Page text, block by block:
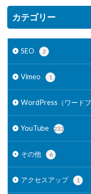
カテゴリー
SEO 2
Vimeo 1
WordPress（ワードプ
YouTube 232
その他 6
アクセスアップ 1